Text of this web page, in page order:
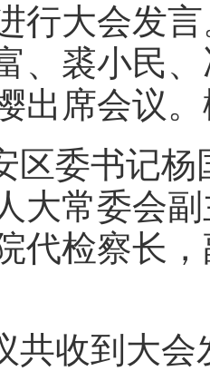
行大会发
、裘小民
出席会议
区委书记
大常委会
代检察长
共收到大会